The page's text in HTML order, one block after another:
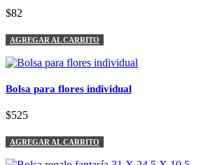
$82
AGREGAR AL CARRITO
Bolsa para flores individual
$525
AGREGAR AL CARRITO